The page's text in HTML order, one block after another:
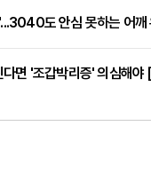
도 안심 못하는 어깨
면 '조갑박리증' 의심해야